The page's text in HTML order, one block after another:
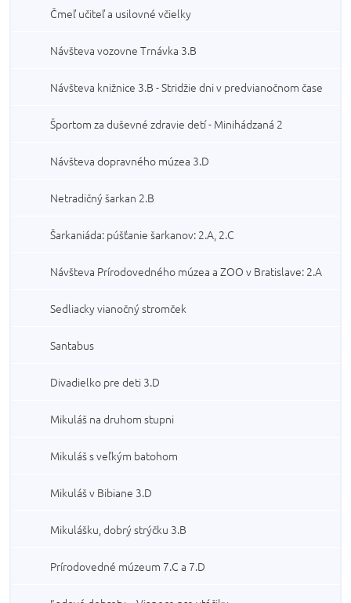
Čmeľ učiteľ a usilovné včielky
Návšteva vozovne Trnávka 3.B
Návšteva knižnice 3.B - Stridžie dni v predvianočnom čase
Športom za duševné zdravie detí - Minihádzaná 2
Návšteva dopravného múzea 3.D
Netradičný šarkan 2.B
Šarkaniáda: púšťanie šarkanov: 2.A, 2.C
Návšteva Prírodovedného múzea a ZOO v Bratislave: 2.A
Sedliacky vianočný stromček
Santabus
Divadielko pre deti 3.D
Mikuláš na druhom stupni
Mikuláš s veľkým batohom
Mikuláš v Bibiane 3.D
Mikulášku, dobrý strýčku 3.B
Prírodovedné múzeum 7.C a 7.D